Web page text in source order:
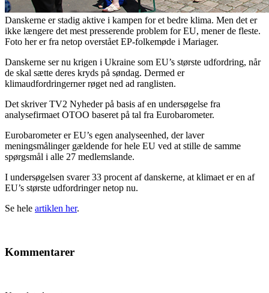
Danskerne er stadig aktive i kampen for et bedre klima. Men det er
ikke længere det mest presserende problem for EU, mener de fleste.
Foto her er fra netop overstået EP-folkemøde i Mariager.
Danskerne ser nu krigen i Ukraine som EU’s største udfordring, når
de skal sætte deres kryds på søndag. Dermed er
klimaudfordringerner røget ned ad ranglisten.
Det skriver TV2 Nyheder på basis af en undersøgelse fra
analysefirmaet OTOO baseret på tal fra Eurobarometer.
Eurobarometer er EU’s egen analyseenhed, der laver
meningsmålinger gældende for hele EU ved at stille de samme
spørgsmål i alle 27 medlemslande.
I undersøgelsen svarer 33 procent af danskerne, at klimaet er en af
EU’s største udfordringer netop nu.
Se hele artiklen her.
Kommentarer